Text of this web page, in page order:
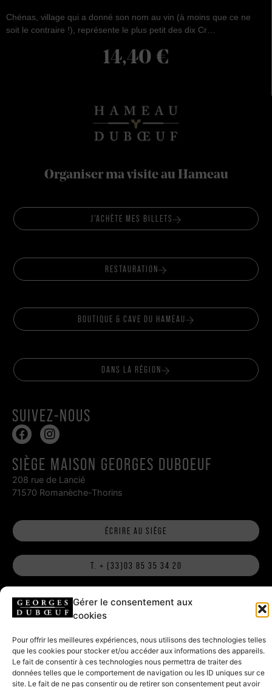
Gérer le consentement aux
cookies
Pour offrir les meilleures expériences, nous utilisons des technologies telles
que les cookies pour stocker et/ou accéder aux informations des appareils.
Le fait de consentir à ces technologies nous permettra de traiter des
données telles que le comportement de navigation ou les ID uniques sur ce
site. Le fait de ne pas consentir ou de retirer son consentement peut avoir
Chénas, village qui a donné son nom au vin (à moins que ce ne
soit le contraire !), représente le plus petit des dix Cr…
14,40 €
Organiser ma visite au Hameau
J'ACHÈTE MES BILLETS
RESTAURATION
BOUTIQUE & CAVE DU HAMEAU
DANS LA RÉGION
SIÈGE MAISON GEORGES DUBOEUF
208 rue de Lancié
71570 Romanèche-Thorins
SUIVEZ-NOUS
T. + (33)03 85 35 34 20
ÉCRIRE AU SIÈGE
HAMEAU DUBOEUF, RESTAURANT ET
796 route de la Gare
71570 Romanèche-Thorins